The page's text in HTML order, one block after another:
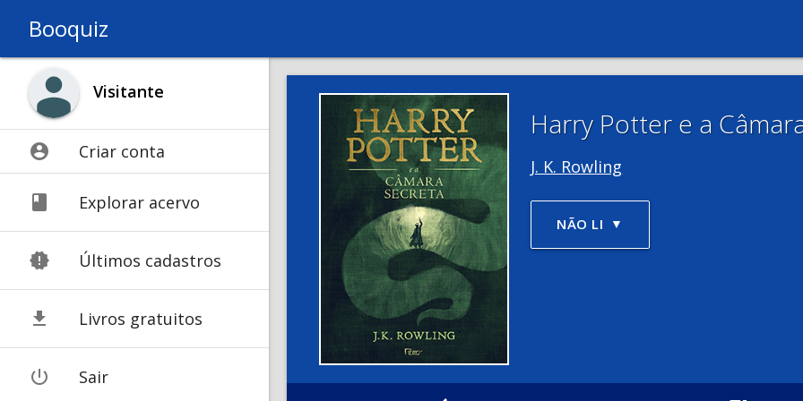
Booquiz
Visitante
account_circle Criar conta
book Explorar acervo
new_releases Últimos cadastros
get_app Livros gratuitos
power_settings_new Sair
Harry Potter e a
J. K. Rowling
NÃO LI